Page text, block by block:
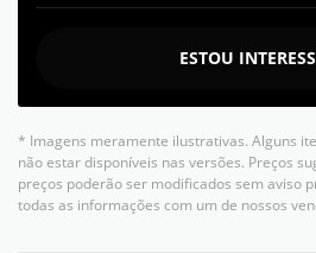
ESTOU
* Imagens meramente ilustrativas. Alguns
não estar disponíveis nas versões. Preços
preços poderão ser modificados sem aviso
todas as informações com um de nossos